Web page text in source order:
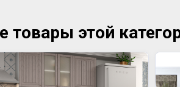
товары этой